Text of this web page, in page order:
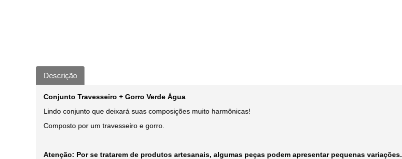
Descrição
Conjunto Travesseiro + Gorro Verde Água
Lindo conjunto que deixará suas composições muito harmônicas!
Composto por um travesseiro e gorro.
Atenção: Por se tratarem de produtos artesanais, algumas peças podem apresentar pequenas variações.